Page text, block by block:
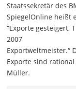
Staatssekretär des
SpiegelOnline heißt
“Exporte gesteigert,
2007
Exportweltmeister.“
Exporte sind
Müller.